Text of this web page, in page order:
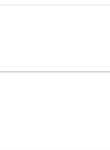
Ar großen Grundstück, bietet